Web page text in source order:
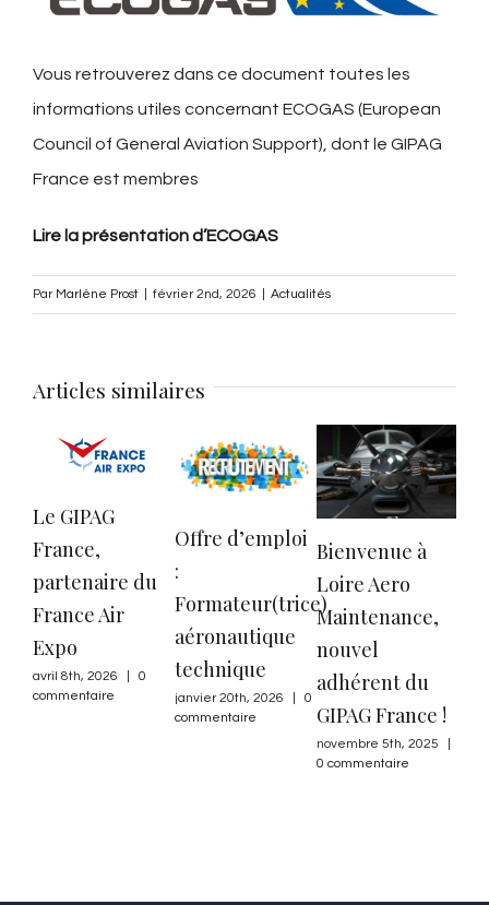
agrandie
Vous retrouverez dans ce document toutes les
informations utiles concernant ECOGAS (European
Council of General Aviation Support), dont le GIPAG
France est membres
Lire la présentation d’ECOGAS
Par Marlène Prost février 2nd, 2026 Actualités
Articles similaires
Le GIPAG
France,
partenaire du
France Air
Expo
avril 8th, 2026
0
commentaire
Offre d’emploi
:
Formateur(trice)
aéronautique
technique
janvier 20th, 2026
0
commentaire
Bienvenue à
Loire Aero
Maintenance,
nouvel
adhérent du
GIPAG France !
novembre 5th, 2025
0 commentaire